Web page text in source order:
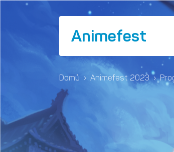
Animefest
Domů › Animefest 2023 ›